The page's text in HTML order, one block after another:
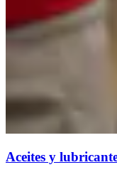
Aceites y